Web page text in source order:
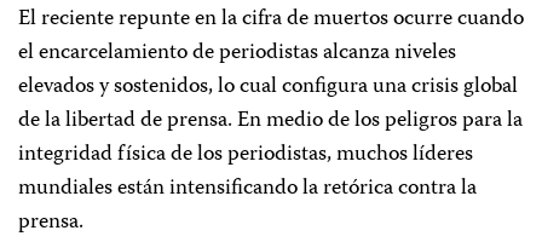
El reciente repunte en la cifra de muertos ocurre cuando
el encarcelamiento de periodistas alcanza niveles
elevados y sostenidos, lo cual configura una crisis global
de la libertad de prensa. En medio de los peligros para la
integridad física de los periodistas, muchos líderes
mundiales están intensificando la retórica contra la
prensa.